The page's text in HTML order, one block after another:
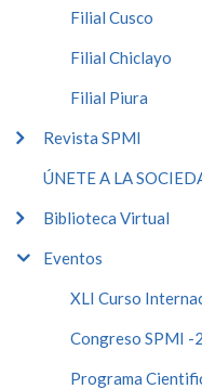
Filial Cusco
Filial Chiclayo
Filial Piura
Revista SPMI
ÚNETE A LA
Biblioteca Virtual
Eventos
XLI Curso
Congreso SPMI -
Programa